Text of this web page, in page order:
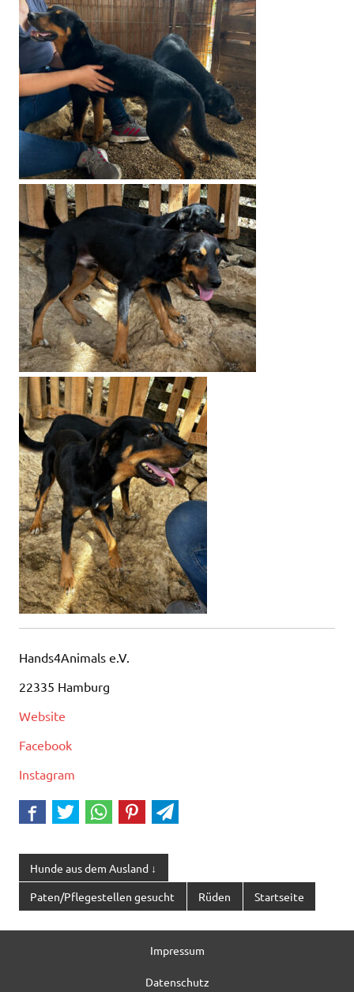
Hands4Animals e.V.
22335 Hamburg
Website
Facebook
Instagram
Hunde aus dem Ausland ↓
Paten/Pflegestellen gesucht Rüden Startseite
Impressum
Datenschutz